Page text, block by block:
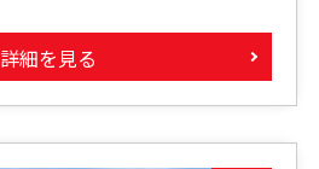
詳細を見る